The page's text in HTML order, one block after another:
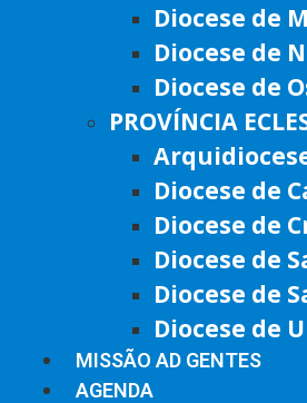
Diocese de
Diocese de
Diocese de
PROVÍNCIA
Diocese de
Diocese de
Diocese de
Diocese de
Diocese de
MISSÃO AD GENTES
AGENDA